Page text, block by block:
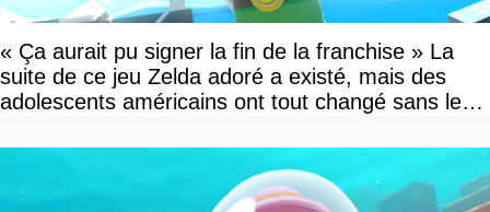
« Ça aurait pu signer la fin de la franchise » La
suite de ce jeu Zelda adoré a existé, mais des
adolescents américains ont tout changé sans le